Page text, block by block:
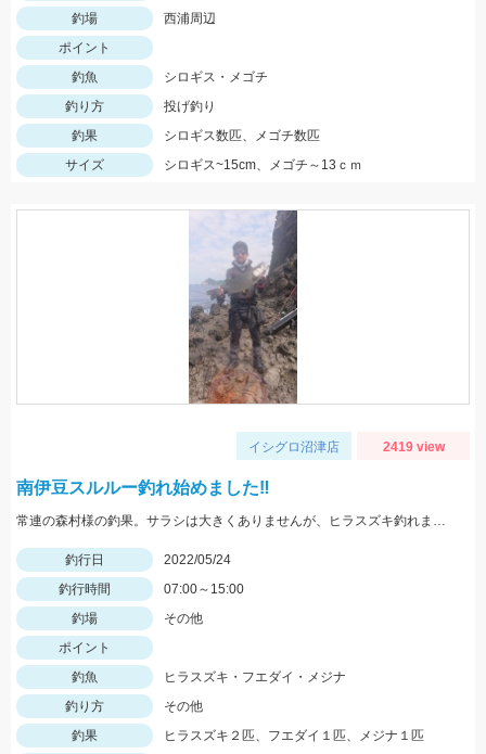
釣場
西浦周辺
ポイント
釣魚
シロギス・メゴチ
釣り方
投げ釣り
釣果
シロギス数匹、メゴチ数匹
サイズ
シロギス~15cm、メゴチ～13ｃｍ
イシグロ沼津店 2419 view
南伊豆スルルー釣れ始めました‼
常連の森村様の釣果。サラシは大きくありませんが、ヒラスズキ釣れました！
釣行日
2022/05/24
釣行時間
07:00～15:00
釣場
その他
ポイント
釣魚
ヒラスズキ・フエダイ・メジナ
釣り方
その他
釣果
ヒラスズキ２匹、フエダイ１匹、メジナ１匹